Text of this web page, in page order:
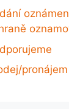
pronájem